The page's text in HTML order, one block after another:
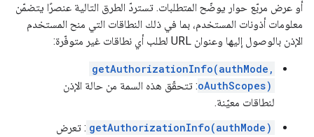
أو عرض مربّع حوار يوضّح المتطلبات. تستردّ الطرق التالية عنصرًا يتضمّن
معلومات أذونات المستخدم، بما في ذلك النطاقات التي منح المستخدم
الإذن بالوصول إليها وعنوان URL لطلب أي نطاقات غير متوفّرة:
getAuthorizationInfo(authMode,
oAuthScopes): تتحقّق هذه السمة من حالة الإذن
لنطاقات معيّنة.
getAuthorizationInfo(authMode) : تعرض